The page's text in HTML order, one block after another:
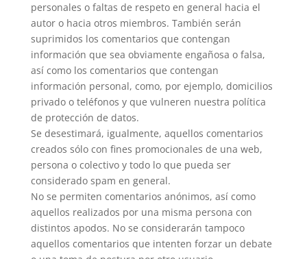
personales o faltas de respeto en general hacia el
autor o hacia otros miembros. También serán
suprimidos los comentarios que contengan
información que sea obviamente engañosa o falsa,
así como los comentarios que contengan
información personal, como, por ejemplo, domicilios
privado o teléfonos y que vulneren nuestra política
de protección de datos.
Se desestimará, igualmente, aquellos comentarios
creados sólo con fines promocionales de una web,
persona o colectivo y todo lo que pueda ser
considerado spam en general.
No se permiten comentarios anónimos, así como
aquellos realizados por una misma persona con
distintos apodos. No se considerarán tampoco
aquellos comentarios que intenten forzar un debate